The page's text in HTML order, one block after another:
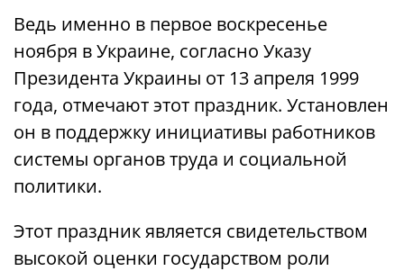
Ведь именно в первое воскресенье
ноября в Украине, согласно Указу
Президента Украины от 13 апреля 1999
года, отмечают этот праздник. Установлен
он в поддержку инициативы работников
системы органов труда и социальной
политики.
Этот праздник является свидетельством
высокой оценки государством роли